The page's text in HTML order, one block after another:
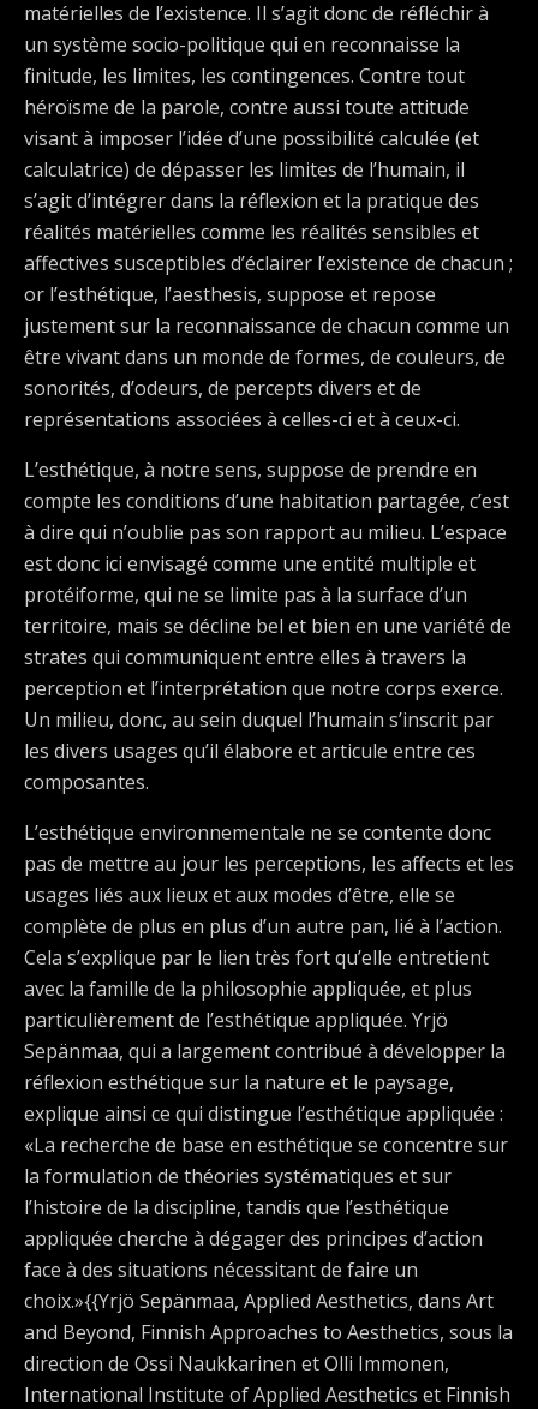
matérielles de l’existence. Il s’agit donc de réfléchir à
un système socio-politique qui en reconnaisse la
finitude, les limites, les contingences. Contre tout
héroïsme de la parole, contre aussi toute attitude
visant à imposer l’idée d’une possibilité calculée (et
calculatrice) de dépasser les limites de l’humain, il
s’agit d’intégrer dans la réflexion et la pratique des
réalités matérielles comme les réalités sensibles et
affectives susceptibles d’éclairer l’existence de chacun ;
or l’esthétique, l’aesthesis, suppose et repose
justement sur la reconnaissance de chacun comme un
être vivant dans un monde de formes, de couleurs, de
sonorités, d’odeurs, de percepts divers et de
représentations associées à celles-ci et à ceux-ci.
L’esthétique, à notre sens, suppose de prendre en
compte les conditions d’une habitation partagée, c’est
à dire qui n’oublie pas son rapport au milieu. L’espace
est donc ici envisagé comme une entité multiple et
protéiforme, qui ne se limite pas à la surface d’un
territoire, mais se décline bel et bien en une variété de
strates qui communiquent entre elles à travers la
perception et l’interprétation que notre corps exerce.
Un milieu, donc, au sein duquel l’humain s’inscrit par
les divers usages qu’il élabore et articule entre ces
composantes.
L’esthétique environnementale ne se contente donc
pas de mettre au jour les perceptions, les affects et les
usages liés aux lieux et aux modes d’être, elle se
complète de plus en plus d’un autre pan, lié à l’action.
Cela s’explique par le lien très fort qu’elle entretient
avec la famille de la philosophie appliquée, et plus
particulièrement de l’esthétique appliquée. Yrjö
Sepänmaa, qui a largement contribué à développer la
réflexion esthétique sur la nature et le paysage,
explique ainsi ce qui distingue l’esthétique appliquée :
«La recherche de base en esthétique se concentre sur
la formulation de théories systématiques et sur
l’histoire de la discipline, tandis que l’esthétique
appliquée cherche à dégager des principes d’action
face à des situations nécessitant de faire un
choix.»{{Yrjö Sepänmaa, Applied Aesthetics, dans Art
and Beyond, Finnish Approaches to Aesthetics, sous la
direction de Ossi Naukkarinen et Olli Immonen,
International Institute of Applied Aesthetics et Finnish